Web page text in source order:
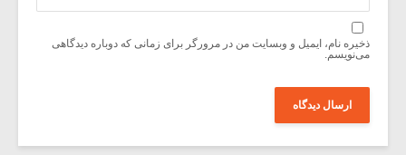
ذخیره نام، ایمیل و وبسایت من در مرورگر برای زمانی که دوباره دیدگاهی
می‌نویسم.